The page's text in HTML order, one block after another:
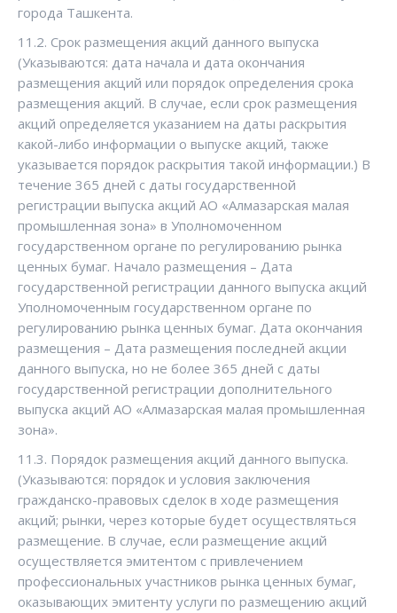
города Ташкента.
11.2. Срок размещения акций данного выпуска
(Указываются: дата начала и дата окончания
размещения акций или порядок определения срока
размещения акций. В случае, если срок размещения
акций определяется указанием на даты раскрытия
какой-либо информации о выпуске акций, также
указывается порядок раскрытия такой информации.) В
течение 365 дней с даты государственной
регистрации выпуска акций АО «Алмазарская малая
промышленная зона» в Уполномоченном
государственном органе по регулированию рынка
ценных бумаг. Начало размещения – Дата
государственной регистрации данного выпуска акций
Уполномоченным государственном органе по
регулированию рынка ценных бумаг. Дата окончания
размещения – Дата размещения последней акции
данного выпуска, но не более 365 дней с даты
государственной регистрации дополнительного
выпуска акций АО «Алмазарская малая промышленная
зона».
11.3. Порядок размещения акций данного выпуска.
(Указываются: порядок и условия заключения
гражданско-правовых сделок в ходе размещения
акций; рынки, через которые будет осуществляться
размещение. В случае, если размещение акций
осуществляется эмитентом с привлечением
профессиональных участников рынка ценных бумаг,
оказывающих эмитенту услуги по размещению акций